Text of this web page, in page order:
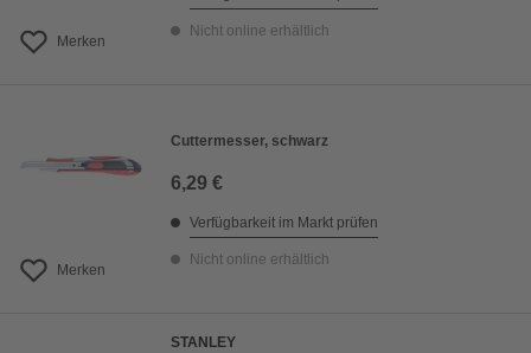
Merken
Nicht online erhältlich
Merken
Cuttermesser, schwarz
6,29 €
Verfügbarkeit im Markt prüfen
Nicht online erhältlich
STANLEY